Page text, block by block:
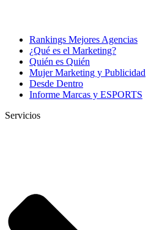
Rankings Mejores Agencias
¿Qué es el Marketing?
Quién es Quién
Mujer Marketing y Publicidad
Desde Dentro
Informe Marcas y ESPORTS
Servicios